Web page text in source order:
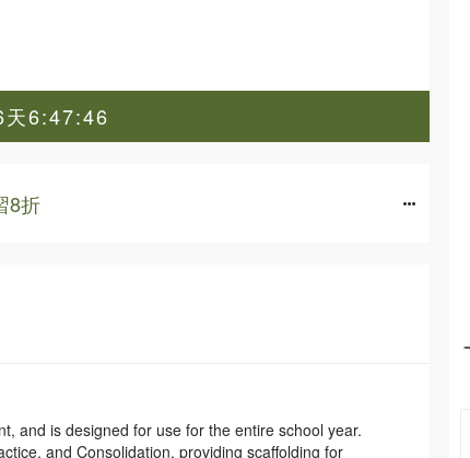
天6:47:46
8折
and is designed for use for the entire school year.
and Consolidation, providing scaffolding for